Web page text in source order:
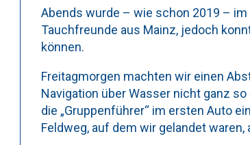
Abends wurde – wie schon 2019 –
Tauchfreunde aus Mainz, jedoch
können.
Freitagmorgen machten wir einen
Navigation über Wasser nicht ganz
die „Gruppenführer“ im ersten Auto
Feldweg, auf dem wir gelandet waren,